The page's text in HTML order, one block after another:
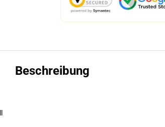
Beschreibung